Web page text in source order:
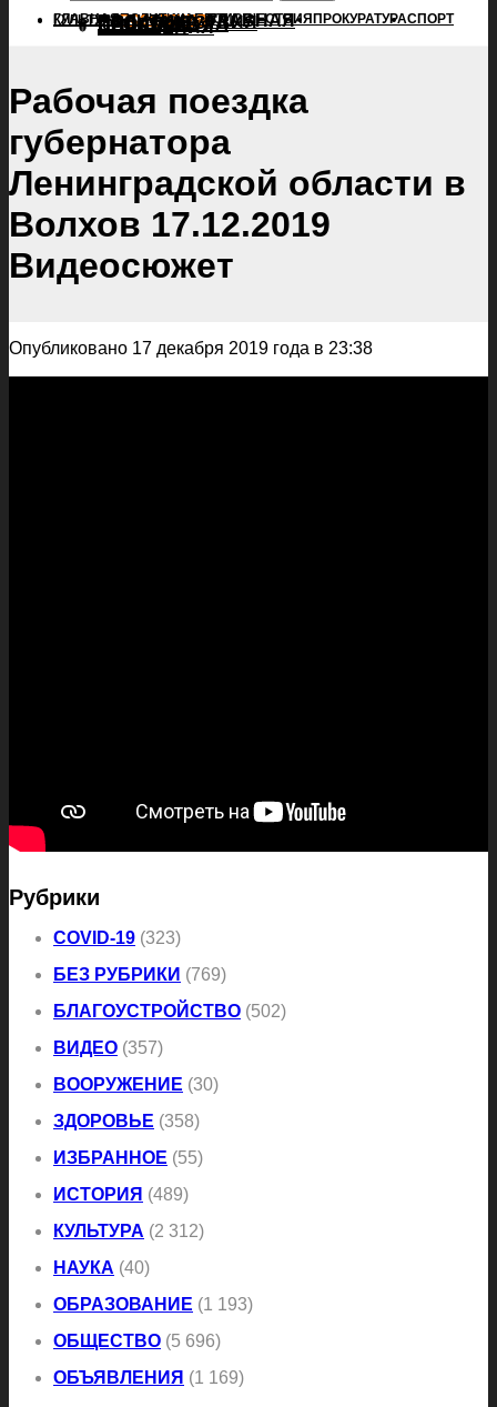
ГЛАВНАЯПОЛИТИКАПРОИСШЕСТВИЯ ПРОКУРАТУРАСПОРТ
КУЛЬТУРАПОСЕЛЕНИЯГЛАВНАЯ
ПОЛИТИКА
ПРОИСШЕСТВИЯ
ПРОКУРАТУРА
СПОРТ
КУЛЬТУРА
ПОСЕЛЕНИЯ
Рабочая поездка
губернатора
Ленинградской области в
Волхов 17.12.2019
Видеосюжет
Опубликовано 17 декабря 2019 года в 23:38
Рубрики
COVID-19 (323)
БЕЗ РУБРИКИ (769)
БЛАГОУСТРОЙСТВО (502)
ВИДЕО (357)
ВООРУЖЕНИЕ (30)
ЗДОРОВЬЕ (358)
ИЗБРАННОЕ (55)
ИСТОРИЯ (489)
КУЛЬТУРА (2 312)
НАУКА (40)
ОБРАЗОВАНИЕ (1 193)
ОБЩЕСТВО (5 696)
ОБЪЯВЛЕНИЯ (1 169)